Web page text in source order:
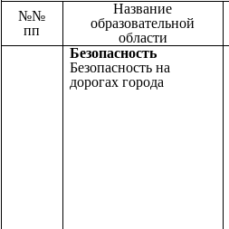
№№
пп
Название
образовательной
области
Безопасность
Безопасность на
дорогах города